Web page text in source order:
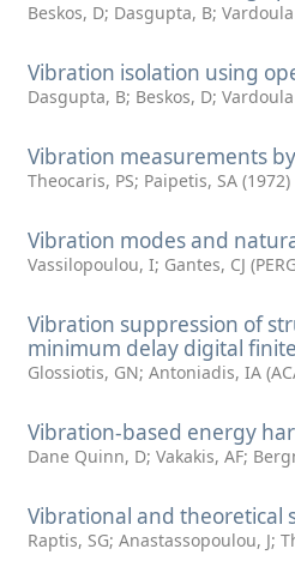
Beskos, D; Dasgupta, B;
Vibration isolation using
Dasgupta, B; Beskos, D;
Vibration measurements
Theocaris, PS; Paipetis, SA (1972)
Vibration modes and
Vassilopoulou, I; Gantes, CJ (
Vibration suppression of
minimum delay digital
Glossiotis, GN; Antoniadis, IA (
Vibration-based energy
Dane Quinn, D; Vakakis, AF;
Vibrational and theoretical
Raptis, SG; Anastassopoulou, J;